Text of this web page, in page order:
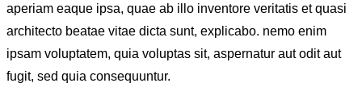
aperiam eaque ipsa, quae ab illo inventore veritatis et quasi
architecto beatae vitae dicta sunt, explicabo. nemo enim
ipsam voluptatem, quia voluptas sit, aspernatur aut odit aut
fugit, sed quia consequuntur.